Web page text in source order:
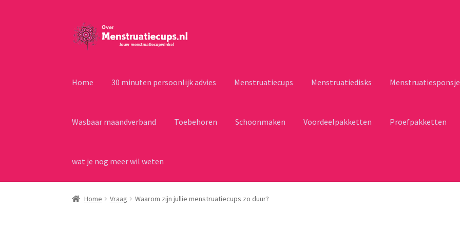
Ga
door
naar
Ga
naar
Home 30 minuten persoonlijk advies Menstruatiecups Menstruatiedisks
Wasbaar maandverband Toebehoren Schoonmaken Voordeelpakketten Proefpakketten
wat je nog meer wil weten
Home Vraag Waarom zijn jullie menstruatiecups zo duur?